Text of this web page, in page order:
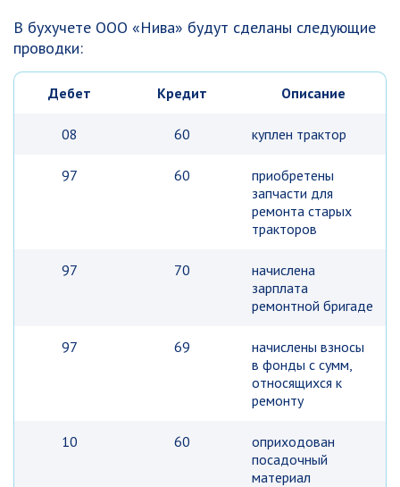
В бухучете ООО «Нива» будут сделаны следующие
проводки:
Дебет Кредит Описание
08 60 куплен трактор
97 60
приобретены
запчасти для
ремонта старых
тракторов
97 70
начислена
зарплата
ремонтной бригаде
97 69
начислены взносы
в фонды с сумм,
относящихся к
ремонту
10 60
оприходован
посадочный
материал